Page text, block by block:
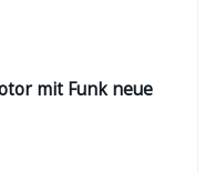
mit Funk neue